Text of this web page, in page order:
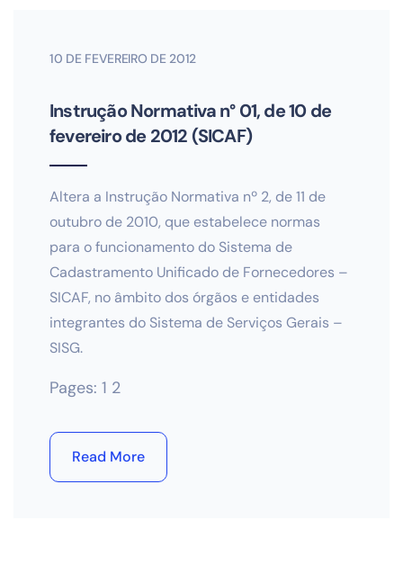
10 DE FEVEREIRO DE 2012
Instrução Normativa n° 01, de 10 de
fevereiro de 2012 (SICAF)
Altera a Instrução Normativa nº 2, de 11 de
outubro de 2010, que estabelece normas
para o funcionamento do Sistema de
Cadastramento Unificado de Fornecedores –
SICAF, no âmbito dos órgãos e entidades
integrantes do Sistema de Serviços Gerais –
SISG.
Pages: 1 2
Read More